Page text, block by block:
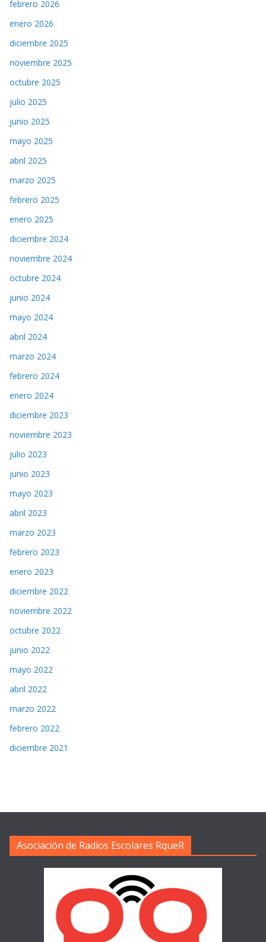
febrero 2026
enero 2026
diciembre 2025
noviembre 2025
octubre 2025
julio 2025
junio 2025
mayo 2025
abril 2025
marzo 2025
febrero 2025
enero 2025
diciembre 2024
noviembre 2024
octubre 2024
junio 2024
mayo 2024
abril 2024
marzo 2024
febrero 2024
enero 2024
diciembre 2023
noviembre 2023
julio 2023
junio 2023
mayo 2023
abril 2023
marzo 2023
febrero 2023
enero 2023
diciembre 2022
noviembre 2022
octubre 2022
junio 2022
mayo 2022
abril 2022
marzo 2022
febrero 2022
diciembre 2021
Asociación de Radios Escolares RqueR